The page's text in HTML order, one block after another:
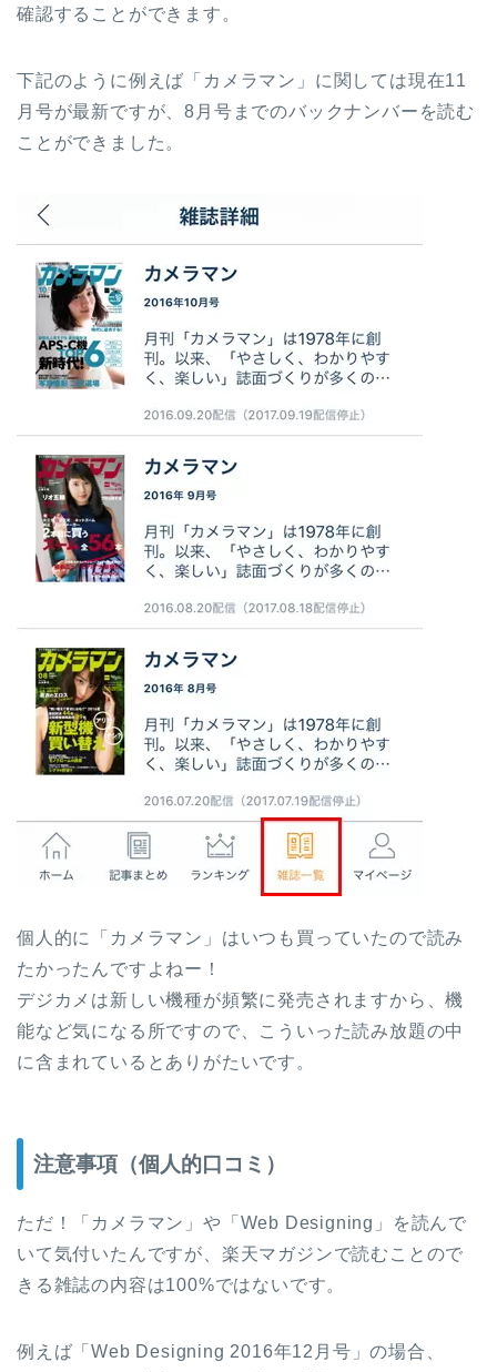
確認することができます。
下記のように例えば「カメラマン」に関しては現在11
月号が最新ですが、8月号までのバックナンバーを読む
ことができました。
個人的に「カメラマン」はいつも買っていたので読み
たかったんですよねー！
デジカメは新しい機種が頻繁に発売されますから、機
能など気になる所ですので、こういった読み放題の中
に含まれているとありがたいです。
注意事項（個人的口コミ）
ただ！「カメラマン」や「Web Designing」を読んで
いて気付いたんですが、楽天マガジンで読むことので
きる雑誌の内容は100%ではないです。
例えば「Web Designing 2016年12月号」の場合、